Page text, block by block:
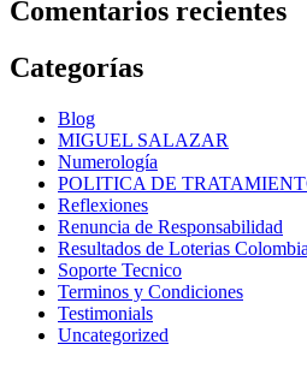
Comentarios recientes
Categorías
Blog
MIGUEL SALAZAR
Numerología
POLITICA DE
Reflexiones
Renuncia de Responsabilidad
Resultados de Loterias Colombia
Soporte Tecnico
Terminos y Condiciones
Testimonials
Uncategorized